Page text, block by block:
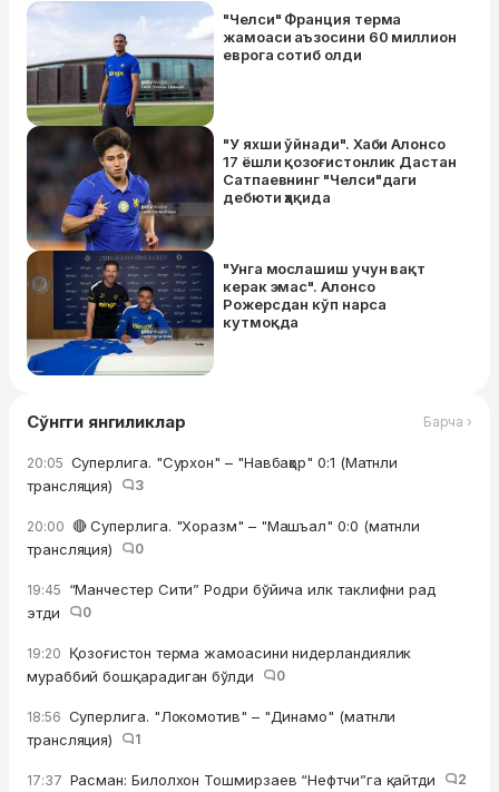
"Челси" Франция терма
жамоаси аъзосини 60 миллион
еврога coтиб oлди
"У яхши ўйнади". Хаби Алонсо
17 ёшли қозоғистонлик Дастан
Сатпаевнинг "Челси"даги
дебюти ҳақида
"Унга мослашиш учун вақт
керак эмас". Алонсо
Рожерсдан кўп нарса
кутмоқда
Сўнгги янгиликлар Барча ›
20:05 Суперлига. "Сурхон" – "Навбаҳор" 0:1 (Матнли
трансляция)
3
20:00 🔴 Суперлига. "Хоразм" – "Машъал" 0:0 (матнли
трансляция)
0
19:45 “Манчестер Сити” Родри бўйича илк таклифни рад
этди
0
19:20 Қозоғистон терма жамоасини нидерландиялик
мураббий бошқарадиган бўлди
0
18:56 Суперлига. "Локомотив" – "Динамо" (матнли
трансляция)
1
17:37 Расман: Билолхон Тошмирзаев “Нефтчи”га қайтди 2